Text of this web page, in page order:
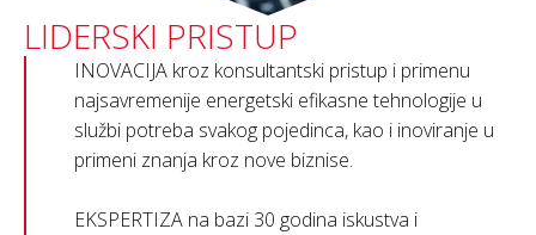
LIDERSKI PRISTUP
INOVACIJA kroz konsultantski pristup i primenu
najsavremenije energetski efikasne tehnologije u
službi potreba svakog pojedinca, kao i inoviranje u
primeni znanja kroz nove biznise.
EKSPERTIZA na bazi 30 godina iskustva i